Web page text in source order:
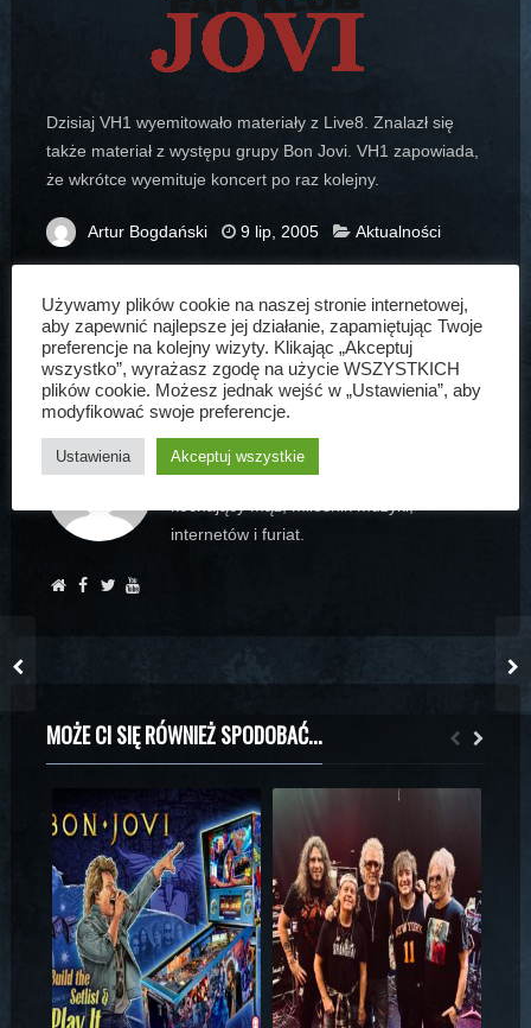
Dzisiaj VH1 wyemitowało materiały z Live8. Znalazł się
także materiał z występu grupy Bon Jovi. VH1 zapowiada,
że wkrótce wyemituje koncert po raz kolejny.
Artur Bogdański 9 lip, 2005 Aktualności
ARTUR BOGDAŃSKI
Założyciel www.bonjovi.pl, kolekcjoner
płyt Bon Jovi, przemądrzały erudyta,
internetów i furiat.
MOŻE CI SIĘ RÓWNIEŻ SPODOBAĆ...
Używamy plików cookie na naszej stronie internetowej,
aby zapewnić najlepsze jej działanie, zapamiętując Twoje
preferencje na kolejny wizyty. Klikając „Akceptuj
wszystko”, wyrażasz zgodę na użycie WSZYSTKICH
plików cookie. Możesz jednak wejść w „Ustawienia”, aby
modyfikować swoje preferencje.
Ustawienia Akceptuj wszystkie